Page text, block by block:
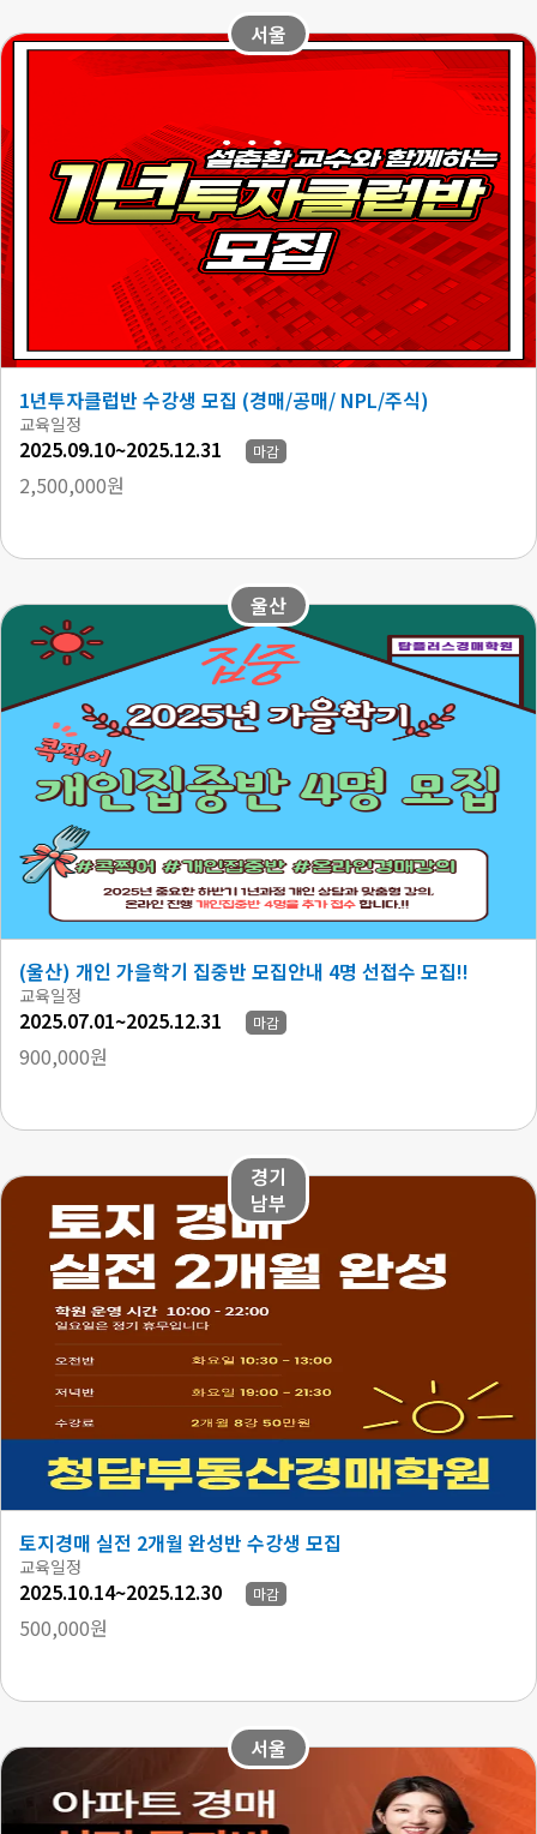
서울
1년투자클럽반 수강생 모집 (경매/공매/ NPL/주식)
교육일정
2025.09.10~2025.12.31 마감
2,500,000원
울산
(울산) 개인 가을학기 집중반 모집안내 4명 선접수 모집!!
교육일정
2025.07.01~2025.12.31 마감
900,000원
경기
남부
토지경매 실전 2개월 완성반 수강생 모집
교육일정
2025.10.14~2025.12.30 마감
500,000원
서울